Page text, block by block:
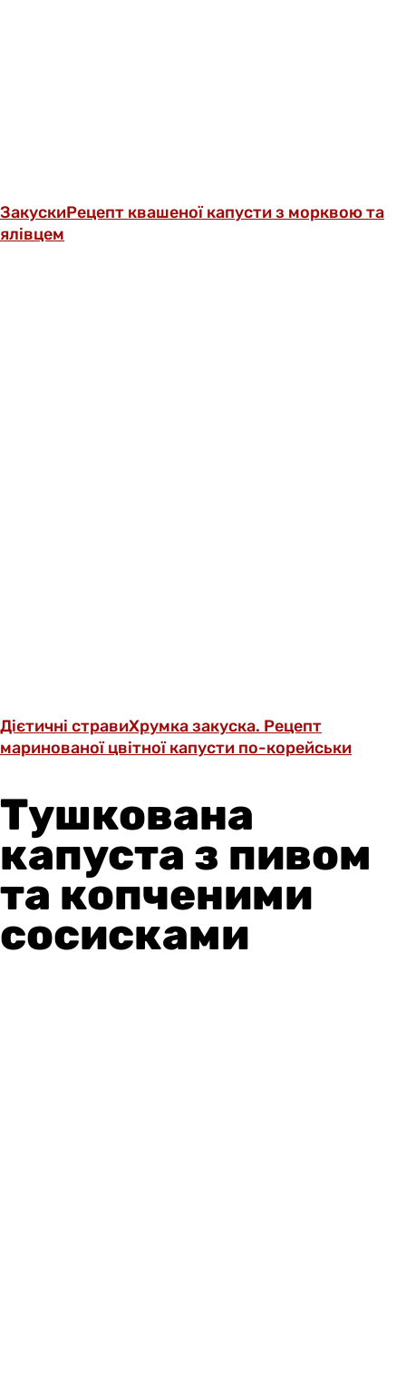
ЗакускиРецепт квашеної капусти з морквою та
ялівцем
Дієтичні стравиХрумка закуска. Рецепт
маринованої цвітної капусти по-корейськи
Тушкована
капуста з пивом
та копченими
сосисками